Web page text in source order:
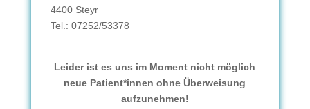
4400 Steyr
Tel.: 07252/53378
Leider ist es uns im Moment nicht möglich
neue Patient*innen ohne Überweisung
aufzunehmen!